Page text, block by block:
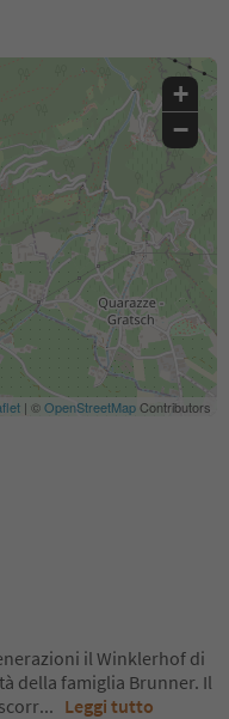
+
−
| ©OpenStreetMapContributors
il Winklerhof di
della famiglia Brunner. Il
... Leggi tutto